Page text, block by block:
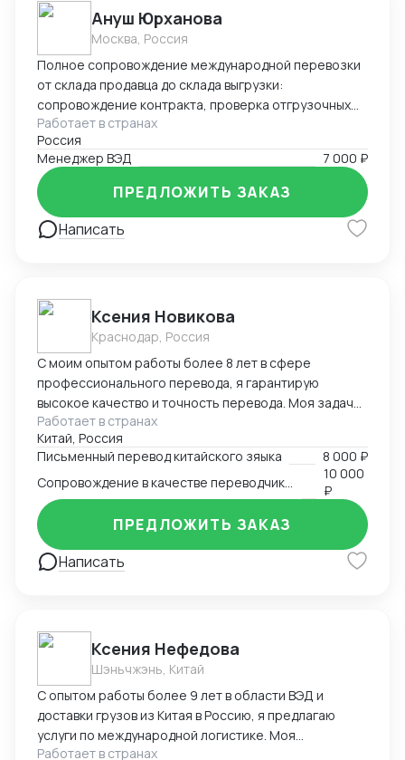
Ануш Юрханова
Москва, Россия
Полное сопровождение международной перевозки
от склада продавца до склада выгрузки:
сопровождение контракта, проверка отгрузочных
документов, подготовка документов для
таможенного оформления, работа с брокерами и
таможенными службами, подача статистической
формы в таможенные органы, валютный контроль (
оформление УНК, СПД), поиск экспедиторов,
работа с ЖД, Авто, Морским транспортом,
оперативное решение сопутствующих задач.
Работает в странах
Россия
Менеджер ВЭД
7 000 ₽
Написать
ПРЕДЛОЖИТЬ ЗАКАЗ
Ксения Новикова
Краснодар, Россия
С моим опытом работы более 8 лет в сфере
профессионального перевода, я гарантирую
высокое качество и точность перевода. Моя задача
- обеспечить точный и качественный перевод с
китайского на русский и наоборот, чтобы установить
эффективную коммуникацию между клиентами.
Работает в странах
Китай, Россия
Письменный перевод китайского зяыка
8 000 ₽
10 000
₽
Написать
ПРЕДЛОЖИТЬ ЗАКАЗ
Ксения Нефедова
Шэньчжэнь, Китай
С опытом работы более 9 лет в области ВЭД и
доставки грузов из Китая в Россию, я предлагаю
услуги по международной логистике. Моя
экспертиза обеспечивает эффективную и надежную
Работает в странах